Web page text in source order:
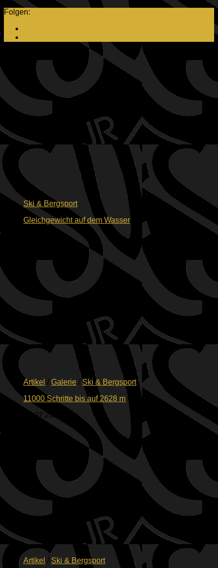
Folgen:
Ski & Bergsport
Gleichgewicht auf dem Wasser
Artikel / Galerie /Ski & Bergsport
11000 Schritte bis auf 2628 m
26.07.2026
Artikel / Ski & Bergsport